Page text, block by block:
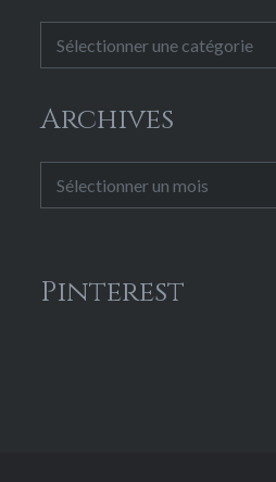
Archives
Pinterest